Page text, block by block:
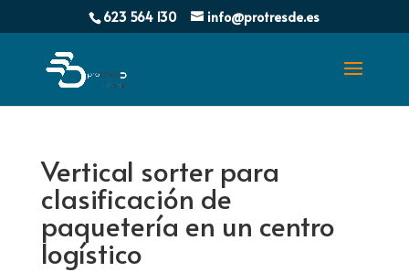
623 564 130 info@protresde.es
Vertical sorter para
clasificación de
paquetería en un centro
logístico